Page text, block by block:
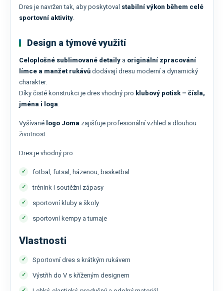
Dres je navržen tak, aby poskytoval stabilní výkon během celé
sportovní aktivity.
Design a týmové využití
Celoplošné sublimované detaily a originální zpracování
límce a manžet rukávů dodávají dresu moderní a dynamický
charakter.
Díky čisté konstrukci je dres vhodný pro klubový potisk – čísla,
jména i loga.
Vyšívané logo Joma zajišťuje profesionální vzhled a dlouhou
životnost.
Dres je vhodný pro:
fotbal, futsal, házenou, basketbal
trénink i soutěžní zápasy
sportovní kluby a školy
sportovní kempy a turnaje
Vlastnosti
Sportovní dres s krátkým rukávem
Výstřih do V s kříženým designem